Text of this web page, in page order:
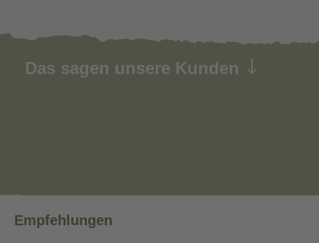
Das sagen unsere Kunden
Empfehlungen